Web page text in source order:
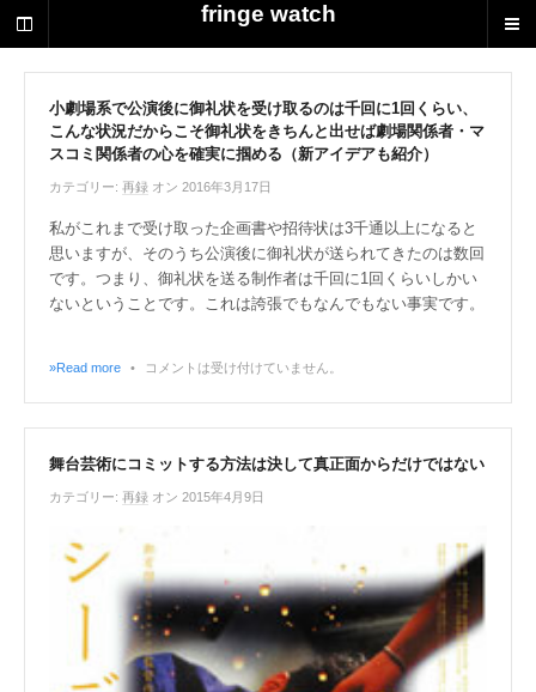
fringe watch
荻
野
小劇場系で公演後に御礼状を受け取るのは千回に1回くらい、
こんな状況だからこそ御礼状をきちんと出せば劇場関係者・マ
スコミ関係者の心を確実に掴める（新アイデアも紹介）
カテゴリー: 再録 オン 2016年3月17日
私がこれまで受け取った企画書や招待状は3千通以上になると
思いますが、そのうち公演後に御礼状が送られてきたのは数回
です。つまり、御礼状を送る制作者は千回に1回くらいしかい
ないということです。これは誇張でもなんでもない事実です。
»Read more • コメントは受け付けていません。
舞台芸術にコミットする方法は決して真正面からだけではない
カテゴリー: 再録 オン 2015年4月9日